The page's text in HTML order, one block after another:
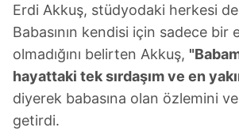
Erdi Akkuş, stüdyodaki herkesi
Babasının kendisi için sadece bir
olmadığını belirten Akkuş,
hayattaki tek sırdaşım ve en
diyerek babasına olan özlemini
getirdi.